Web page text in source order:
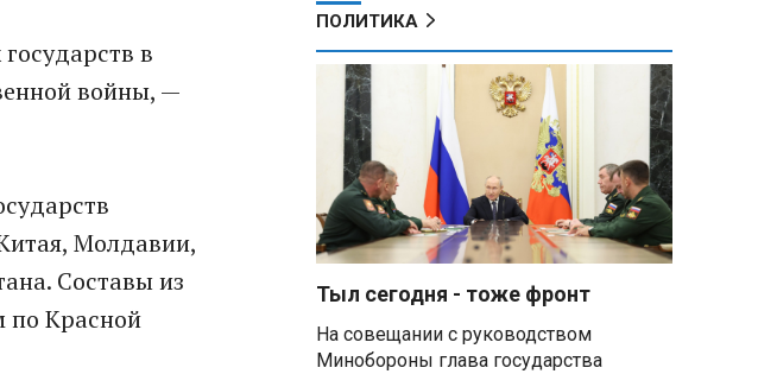
в
войны, —
Молдавии,
Составы из
по Красной
ПОЛИТИКА
Тыл сегодня - тоже фронт
На совещании с руководством
Минобороны глава государства